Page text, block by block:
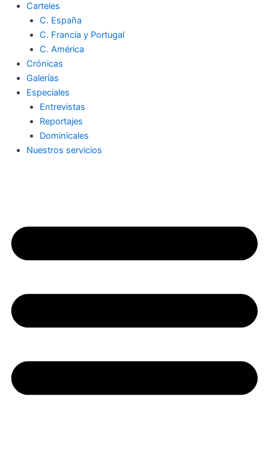
Carteles
C. España
C. Francia y Portugal
C. América
Crónicas
Galerías
Especiales
Entrevistas
Reportajes
Dominicales
Nuestros servicios